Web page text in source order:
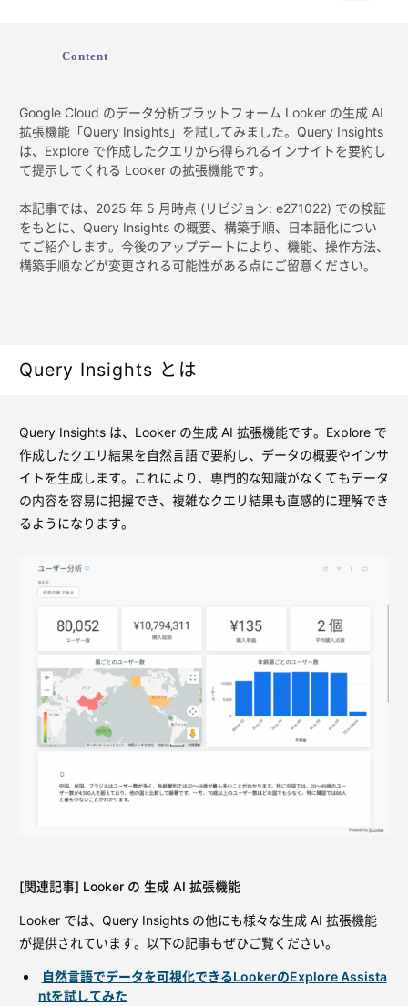
Content
Google Cloud のデータ分析プラットフォーム Looker の生成 AI
拡張機能「Query Insights」を試してみました。Query Insights
は、Explore で作成したクエリから得られるインサイトを要約し
て提示してくれる Looker の拡張機能です。
本記事では、2025 年 5 月時点 (リビジョン: e271022) での検証
をもとに、Query Insights の概要、構築手順、日本語化につい
てご紹介します。今後のアップデートにより、機能、操作方法、
構築手順などが変更される可能性がある点にご留意ください。
Query Insights とは
Query Insights は、Looker の生成 AI 拡張機能です。Explore で
作成したクエリ結果を自然言語で要約し、データの概要やインサ
イトを生成します。これにより、専門的な知識がなくてもデータ
の内容を容易に把握でき、複雑なクエリ結果も直感的に理解でき
るようになります。
[関連記事] Looker の 生成 AI 拡張機能
Looker では、Query Insights の他にも様々な生成 AI 拡張機能
が提供されています。以下の記事もぜひご覧ください。
自然言語でデータを可視化できるLookerのExplore Assista
ntを試してみた